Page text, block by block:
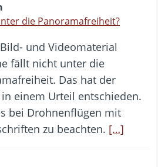
die Panoramafreiheit?
und Videomaterial
fällt nicht unter die
Das hat der
einem Urteil entschieden.
bei Drohnenflügen mit
zu beachten. […]